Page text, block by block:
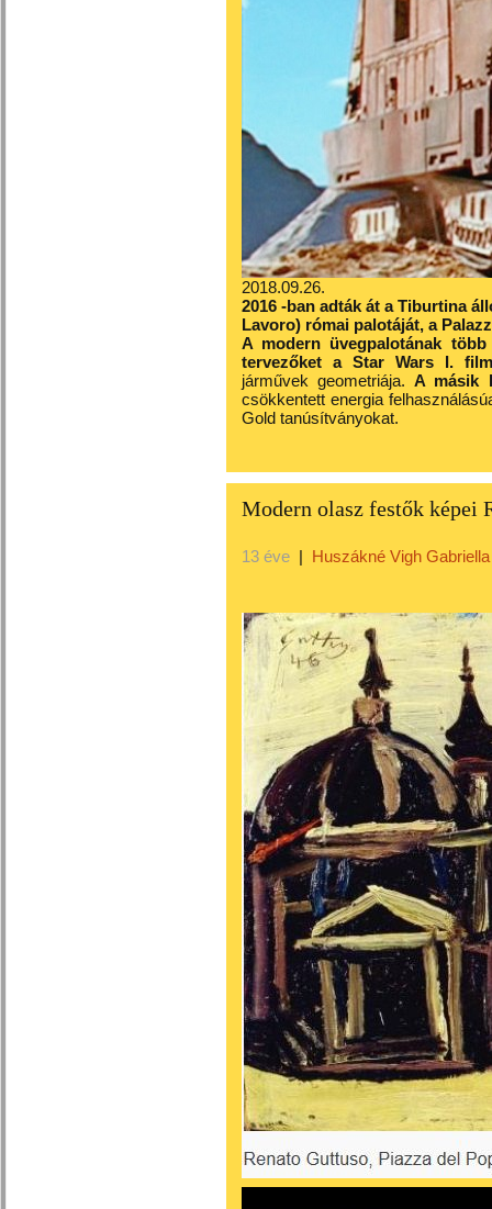
2018.09.26.
2016 -ban adták át a Tiburtina
Lavoro) római palotáját, a
A modern üvegpalotának
tervezőket a Star Wars I.
járművek geometriája.A másik
csökkentett energia
Gold tanúsítványokat.
Modern olasz festők képei
13 éve | Huszákné Vigh Gabriella